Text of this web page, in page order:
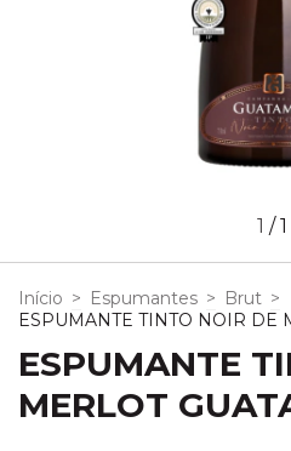
1 /1
Início > Espumantes > Brut >
ESPUMANTE TINTO NOIR DE
ESPUMANTE
MERLOT